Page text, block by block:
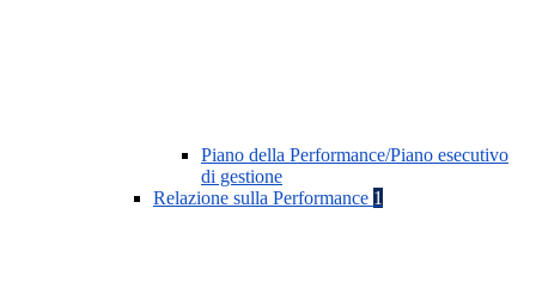
Piano della Performance/Piano esecutivo
di gestione
Relazione sulla Performance 1